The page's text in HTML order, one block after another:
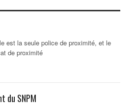
la seule police de proximité, et le
de proximité
du SNPM